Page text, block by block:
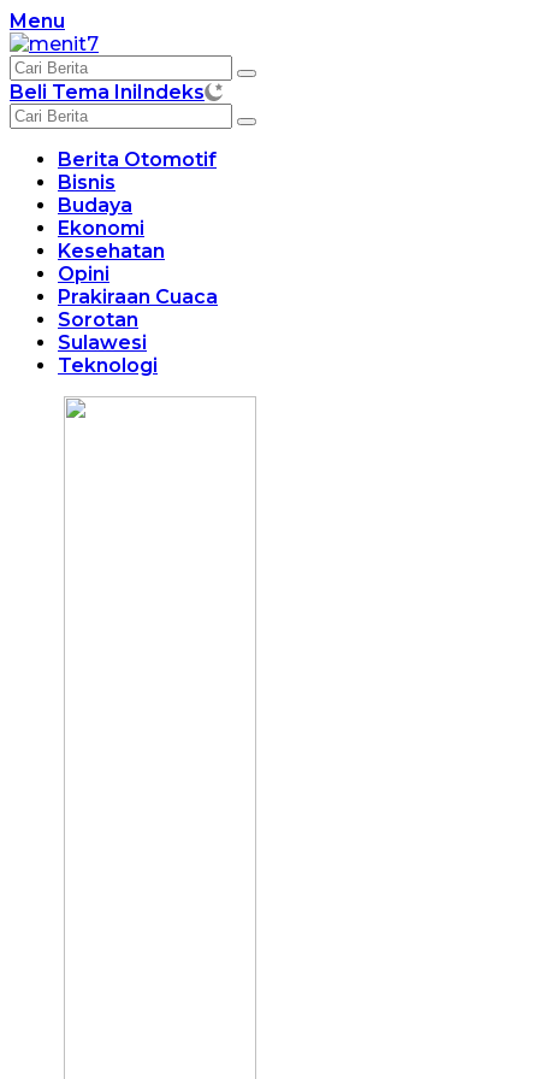
Langsung
ke
konten
Menu
Beli Tema IniIndeks
Berita Otomotif
Bisnis
Budaya
Ekonomi
Kesehatan
Opini
Prakiraan Cuaca
Sorotan
Sulawesi
Teknologi